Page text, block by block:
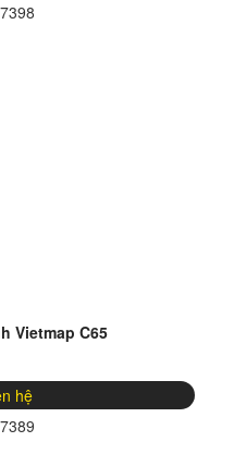
7398
Vietmap C65
hệ
7389